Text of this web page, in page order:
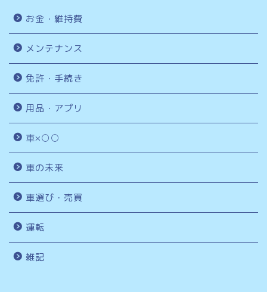
お金・維持費
メンテナンス
免許・手続き
用品・アプリ
車×○○
車の未来
車選び・売買
運転
雑記